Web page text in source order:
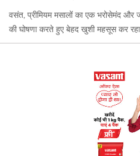
वसंत, प्रीमियम मसालों का एक भरोसेमंद और
की घोषणा करते हुए बेहद खुशी महसूस कर